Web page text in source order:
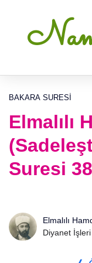
BAKARA SURESI
Elmalılı
Suresi
Elmalılı
Diyanet İşleri